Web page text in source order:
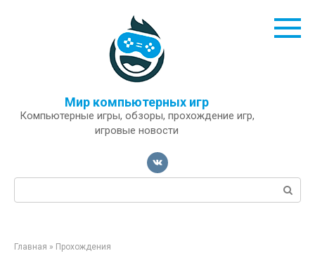
Мир компьютерных игр
Компьютерные игры, обзоры, прохождение игр,
игровые новости
Поиск:
Главная » Прохождения